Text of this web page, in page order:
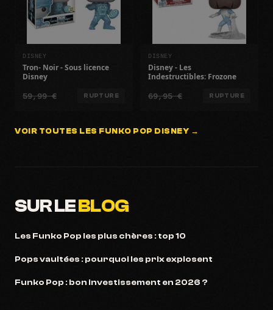
DISNEY
Tron- Noir - Sous licence
Disney
59,99 € RUPTURE
DISNEY
Disney - Les
Indestructibles: Frozone
69,95 € RUPTURE
VOIR TOUTES LES FUNKO POP DISNEY →
SUR LEBLOG
Les Funko Pop les plus chères : top 10
Pops vaultées : pourquoi les prix explosent
Funko Pop : bon investissement en 2026 ?